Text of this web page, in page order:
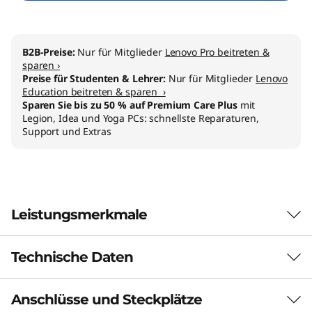
B2B-Preise: Nur für Mitglieder Lenovo Pro beitreten &
sparen ›
Preise für Studenten & Lehrer: Nur für Mitglieder Lenovo
Education beitreten & sparen ›
Sparen Sie bis zu 50 % auf Premium Care Plusmit
Legion, Idea und Yoga PCs: schnellste Reparaturen,
Support und Extras
Leistungsmerkmale
Revolutionieren Sie das Computing mit
Technische Daten
LEISTUNG
Anschlüsse und Steckplätze